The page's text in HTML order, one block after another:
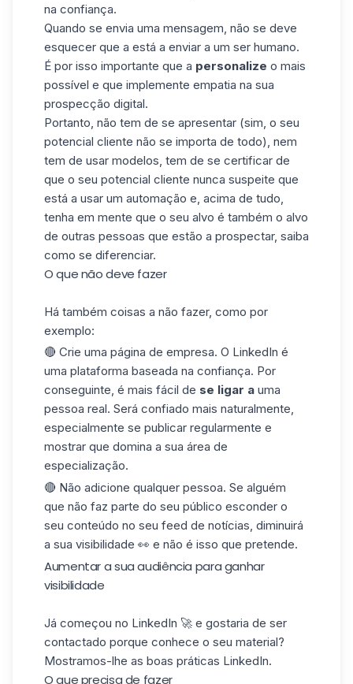
na confiança.
Quando se envia uma mensagem, não se deve
esquecer que a está a enviar a um ser humano.
É por isso importante que a personalize o mais
possível e que implemente empatia na sua
prospecção digital.
Portanto, não tem de se apresentar (sim, o seu
potencial cliente não se importa de todo), nem
tem de usar modelos, tem de se certificar de
que o seu potencial cliente nunca suspeite que
está a usar um automação e, acima de tudo,
tenha em mente que o seu alvo é também o alvo
de outras pessoas que estão a prospectar, saiba
como se diferenciar.
O que não deve fazer
Há também coisas a não fazer, como por
exemplo:
🔴 Crie uma página de empresa. O LinkedIn é
uma plataforma baseada na confiança. Por
conseguinte, é mais fácil de se ligar a uma
pessoa real. Será confiado mais naturalmente,
especialmente se publicar regularmente e
mostrar que domina a sua área de
especialização.
🔴 Não adicione qualquer pessoa. Se alguém
que não faz parte do seu público esconder o
seu conteúdo no seu feed de notícias, diminuirá
a sua visibilidade 👀 e não é isso que pretende.
Aumentar a sua audiência para ganhar
visibilidade
Já começou no LinkedIn 🚀 e gostaria de ser
contactado porque conhece o seu material?
Mostramos-lhe as boas práticas LinkedIn.
O que precisa de fazer